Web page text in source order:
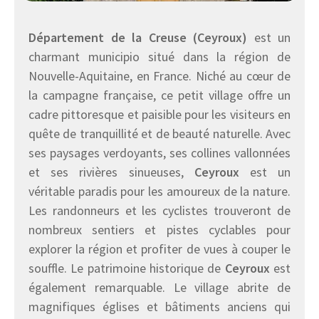
Département de la Creuse (Ceyroux) est un
charmant municipio situé dans la région de
Nouvelle-Aquitaine, en France. Niché au cœur de
la campagne française, ce petit village offre un
cadre pittoresque et paisible pour les visiteurs en
quête de tranquillité et de beauté naturelle. Avec
ses paysages verdoyants, ses collines vallonnées
et ses rivières sinueuses, Ceyroux est un
véritable paradis pour les amoureux de la nature.
Les randonneurs et les cyclistes trouveront de
nombreux sentiers et pistes cyclables pour
explorer la région et profiter de vues à couper le
souffle. Le patrimoine historique de Ceyroux est
également remarquable. Le village abrite de
magnifiques églises et bâtiments anciens qui